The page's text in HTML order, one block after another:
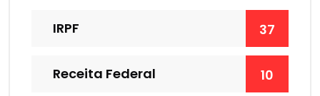
IRPF 37
Receita Federal 10